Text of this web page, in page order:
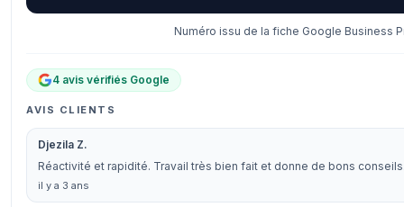
Numéro issu de la fiche Google Business
4 avis vérifiés Google
AVIS CLIENTS
Djezila Z.
Réactivité et rapidité. Travail très bien fait et donne de bons
il y a 3 ans